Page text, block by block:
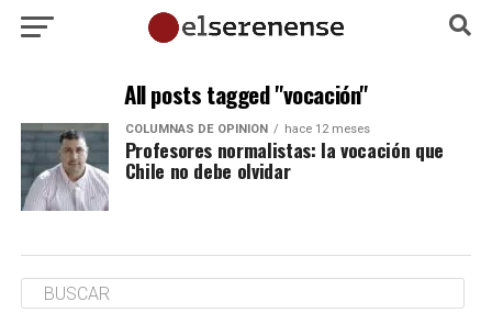
All posts tagged "vocación"
COLUMNAS DE OPINIÓN hace 12 meses
Profesores normalistas: la vocación que
Chile no debe olvidar